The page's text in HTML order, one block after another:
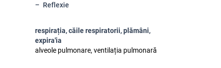
Reflexie
respirația, căile respiratorii, plămâni,
expira'ia
alveole pulmonare, ventilația pulmonară